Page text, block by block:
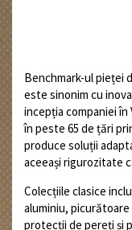
Benchmark-ul pieței
este sinonim cu
incepția companiei în
în peste 65 de țări
produce soluții
aceeași rigurozitate
Colecțiile clasice
aluminiu,
protecții de pereți și